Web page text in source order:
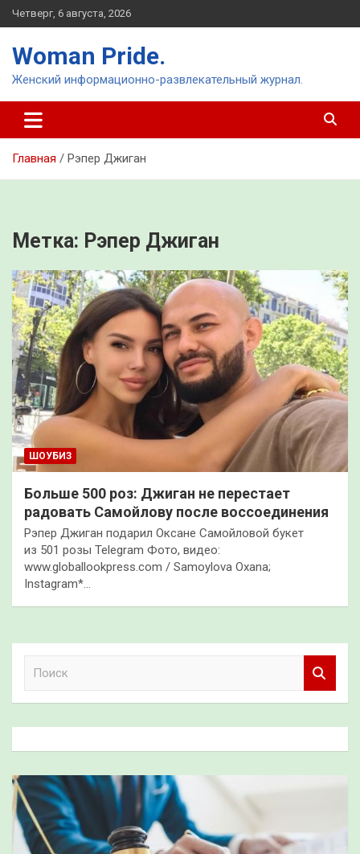
Перейти
к
Четверг, 6 августа, 2026
Woman Pride.
Женский информационно-развлекательный журнал.
Главная Рэпер Джиган
Метка: Рэпер Джиган
ШОУБИЗ
Больше 500 роз: Джиган не перестает
радовать Самойлову после воссоединения
Рэпер Джиган подарил Оксане Самойловой букет
из 501 розы Telegram Фото, видео:
www.globallookpress.com / Samoylova Oxana;
Instagram*…
к